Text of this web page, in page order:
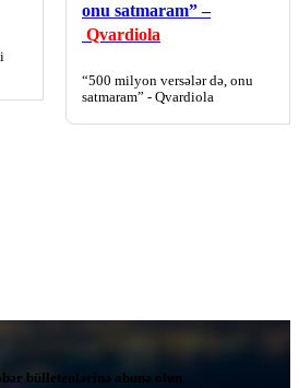
onu satmaram” –
Qvardiola
“500 milyon versələr də, onu
satmaram” - Qvardiola
bülletenlərinə abunə olun